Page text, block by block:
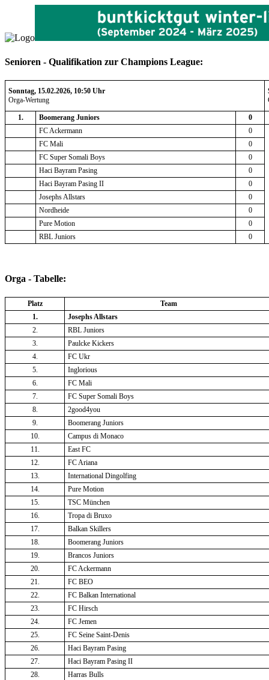
Senioren - Qualifikation zur Champions League:
Sonntag, 15.02.2026, 10:50 Uhr
Orga-Wertung
1. Boomerang Juniors
0
FC Ackermann
0
FC Mali
0
FC Super Somali Boys
0
Haci Bayram Pasing
0
Haci Bayram Pasing II
0
Josephs Allstars
0
Nordheide
0
Pure Motion
0
RBL Juniors
0
Orga - Tabelle:
Platz
Team
1.
Josephs Allstars
2.
RBL Juniors
3.
Paulcke Kickers
4.
FC Ukr
5.
Inglorious
6.
FC Mali
7.
FC Super Somali Boys
8.
2good4you
9.
Boomerang Juniors
10.
Campus di Monaco
11.
East FC
12.
FC Ariana
13.
International Dingolfing
14.
Pure Motion
15.
TSC München
16.
Tropa di Bruxo
17.
Balkan Skillers
18.
Boomerang Juniors
19.
Brancos Juniors
20.
FC Ackermann
21.
FC BEO
22.
FC Balkan International
23.
FC Hirsch
24.
FC Jemen
25.
FC Seine Saint-Denis
26.
Haci Bayram Pasing
27.
Haci Bayram Pasing II
28.
Harras Bulls